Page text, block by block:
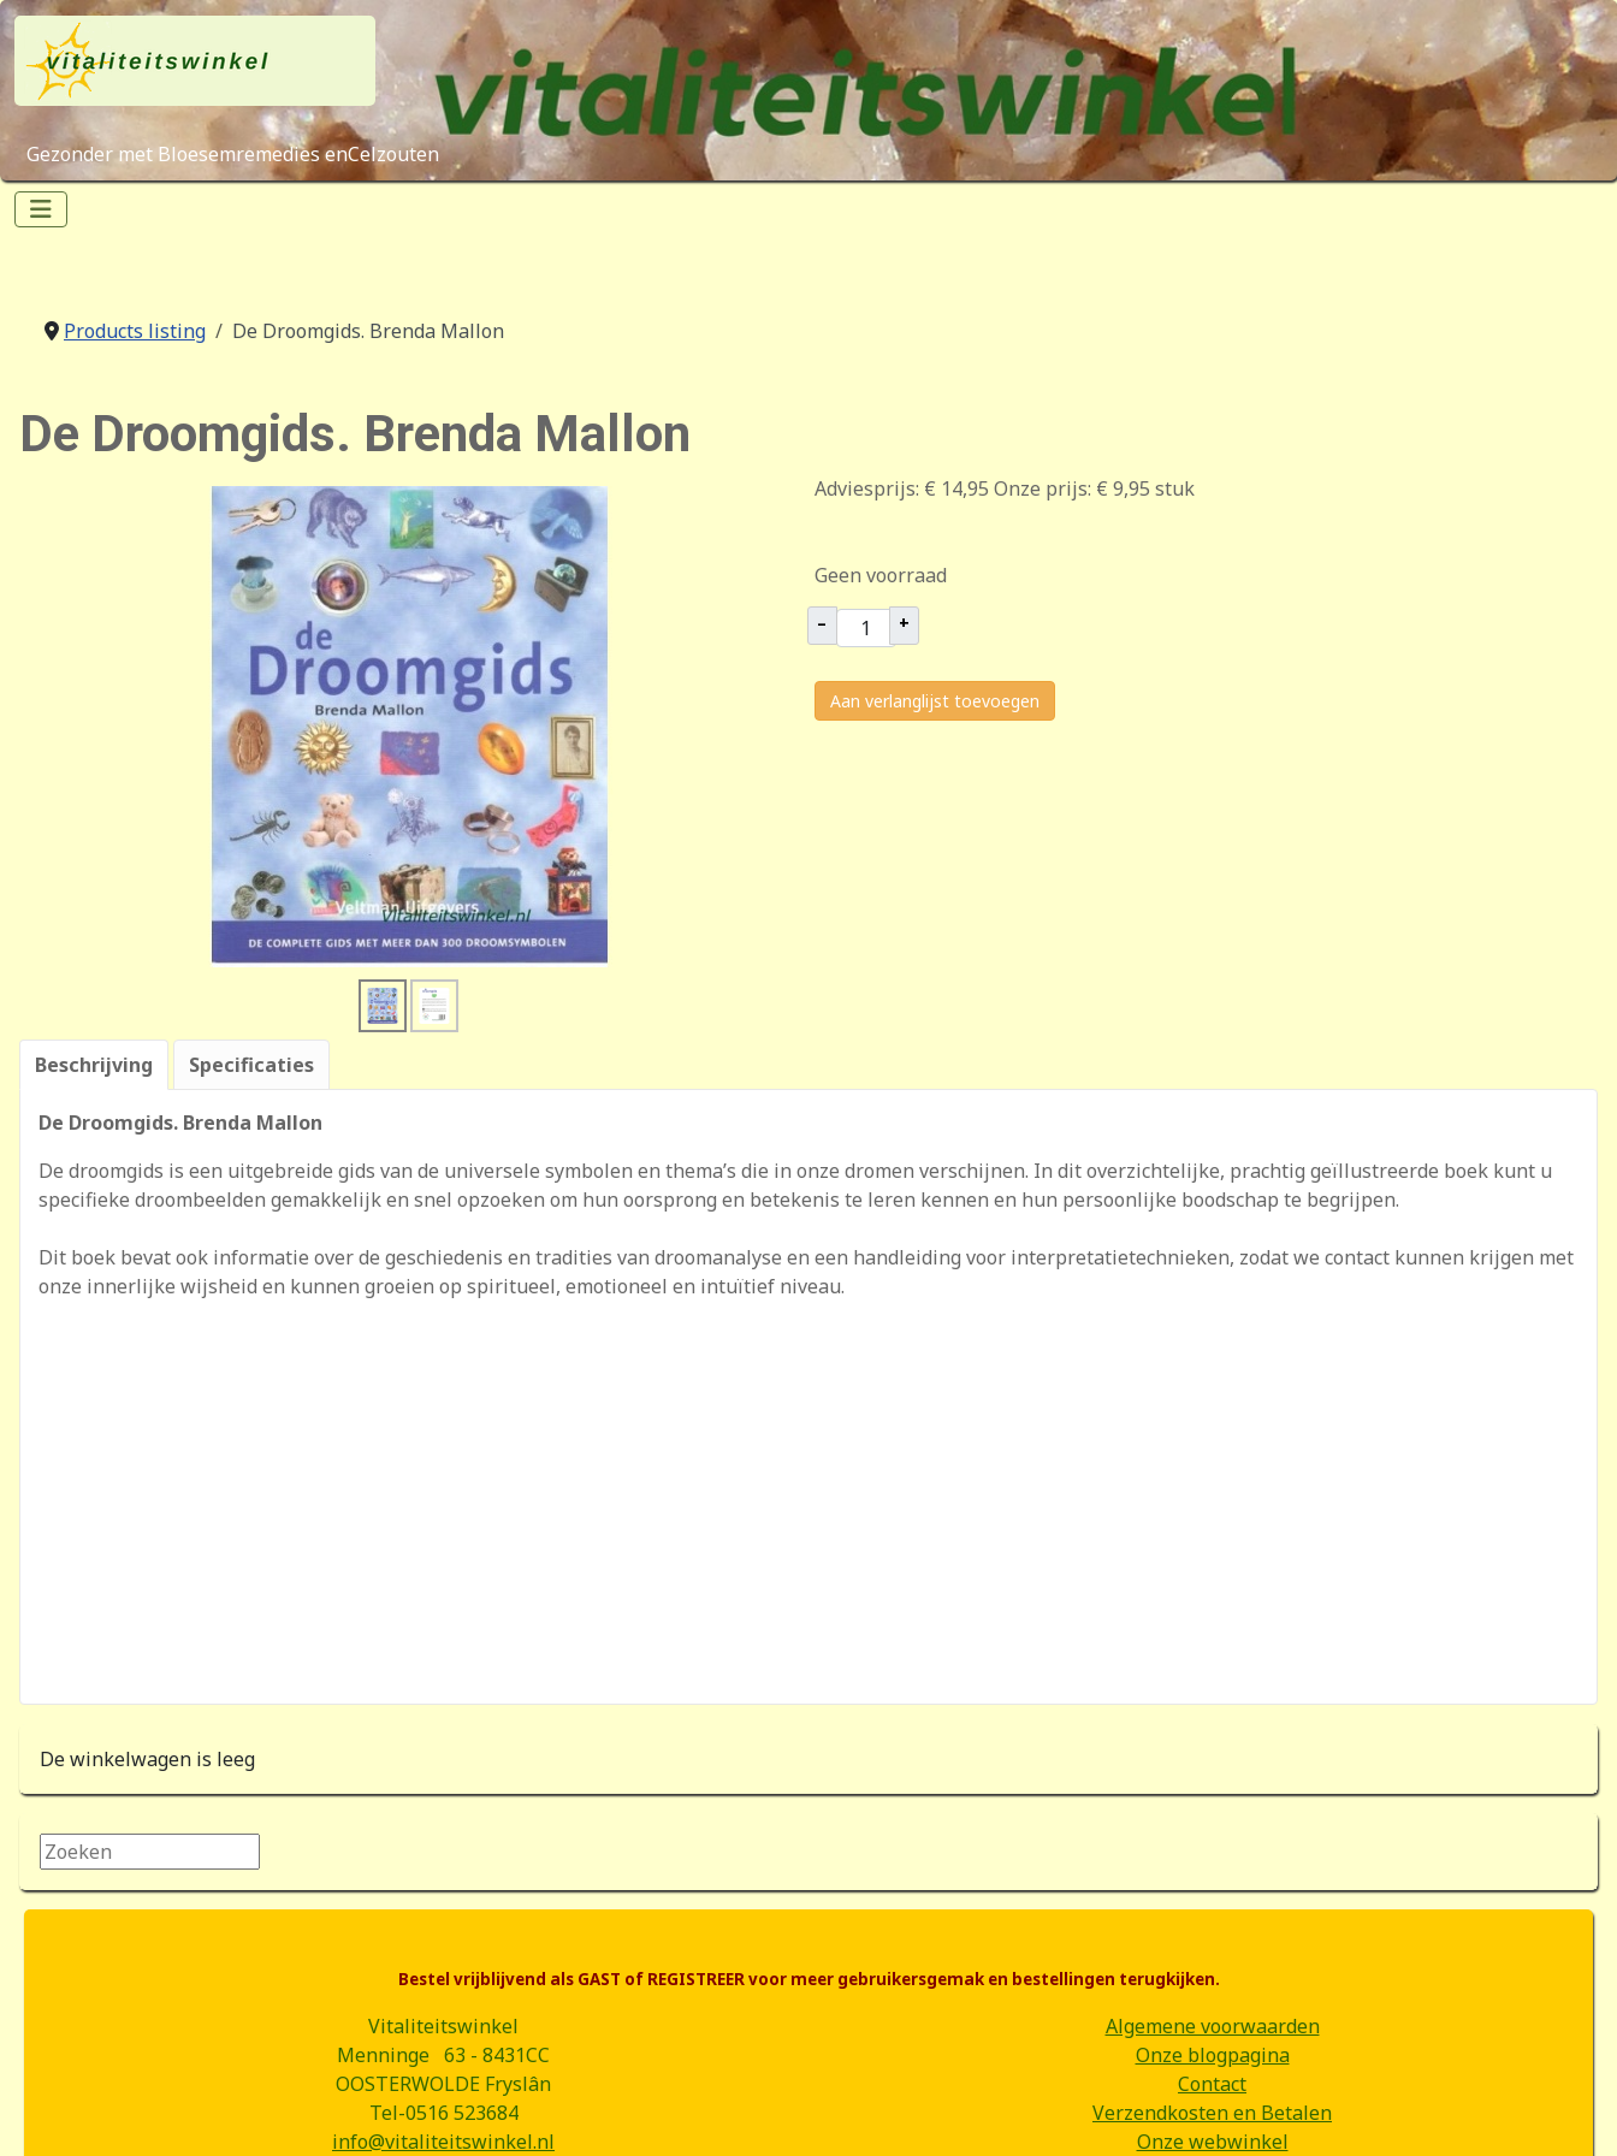
Gezonder met Bloesemremedies enCelzouten
Products listing De Droomgids. Brenda Mallon
De Droomgids. Brenda Mallon
Adviesprijs: € 14,95 Onze prijs: € 9,95 stuk
Geen voorraad
– +
Aan verlanglijst toevoegen
Beschrijving Specificaties
De Droomgids. Brenda Mallon
De droomgids is een uitgebreide gids van de universele symbolen en thema’s die in onze dromen verschijnen. In dit overzichtelijke, prachtig geïllustreerde boek kunt u
specifieke droombeelden gemakkelijk en snel opzoeken om hun oorsprong en betekenis te leren kennen en hun persoonlijke boodschap te begrijpen.
Dit boek bevat ook informatie over de geschiedenis en tradities van droomanalyse en een handleiding voor interpretatietechnieken, zodat we contact kunnen krijgen met
onze innerlijke wijsheid en kunnen groeien op spiritueel, emotioneel en intuïtief niveau.
De winkelwagen is leeg
Zoeken...
Bestel vrijblijvend als GAST of REGISTREER voor meer gebruikersgemak en bestellingen terugkijken.
Vitaliteitswinkel
Menninge 63 - 8431CC
OOSTERWOLDE Fryslân
Tel-0516 523684
info@vitaliteitswinkel.nl
Algemene voorwaarden
Onze blogpagina
Contact
Verzendkosten en Betalen
Onze webwinkel